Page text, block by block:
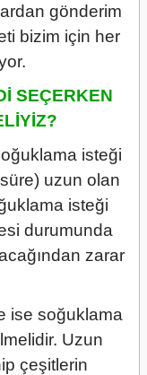
gönderim
bizim için her
SEÇERKEN
isteği
uzun olan
isteği
durumunda
zarar
ise soğuklama
Uzun
çeşitlerin